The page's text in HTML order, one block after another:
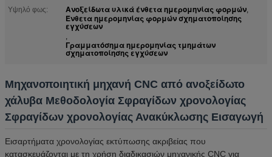
Υψηλό φως:
Ανοξείδωτα υλικά ένθετα ημερομηνίας φορμών,
Ένθετα ημερομηνίας φορμών σχηματοποίησης
εγχύσεων
,
Γραμματόσημα ημερομηνίας τμημάτων
σχηματοποίησης εγχύσεων
Μηχανοποιητική μηχανή CNC από ανοξείδωτο
χάλυβα Μεθοδολογία Σφραγίδων χρονολογίας
Σφραγίδων χρονολογίας Ανακύκλωσης Εισαγωγή
Εισαρτήματα χρονολογίας εκτύπωσης ακριβείας που
κατασκευάζονται με τη χρήση διαδικασιών μηχανικής CNC για